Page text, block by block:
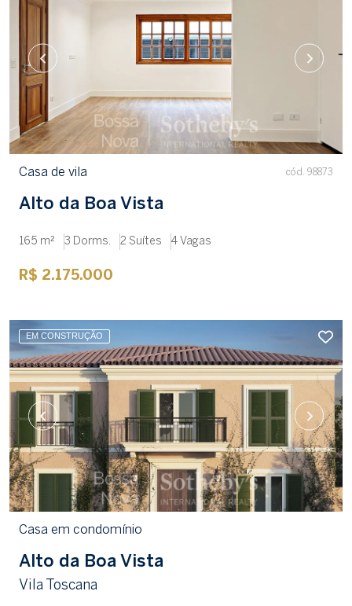
Casa de vila cód. 98873
Alto da Boa Vista
165 m² 3 Dorms. 2 Suítes 4 Vagas
R$ 2.175.000
EM CONSTRUÇÃO
Casa em condomínio
Alto da Boa Vista
Vila Toscana